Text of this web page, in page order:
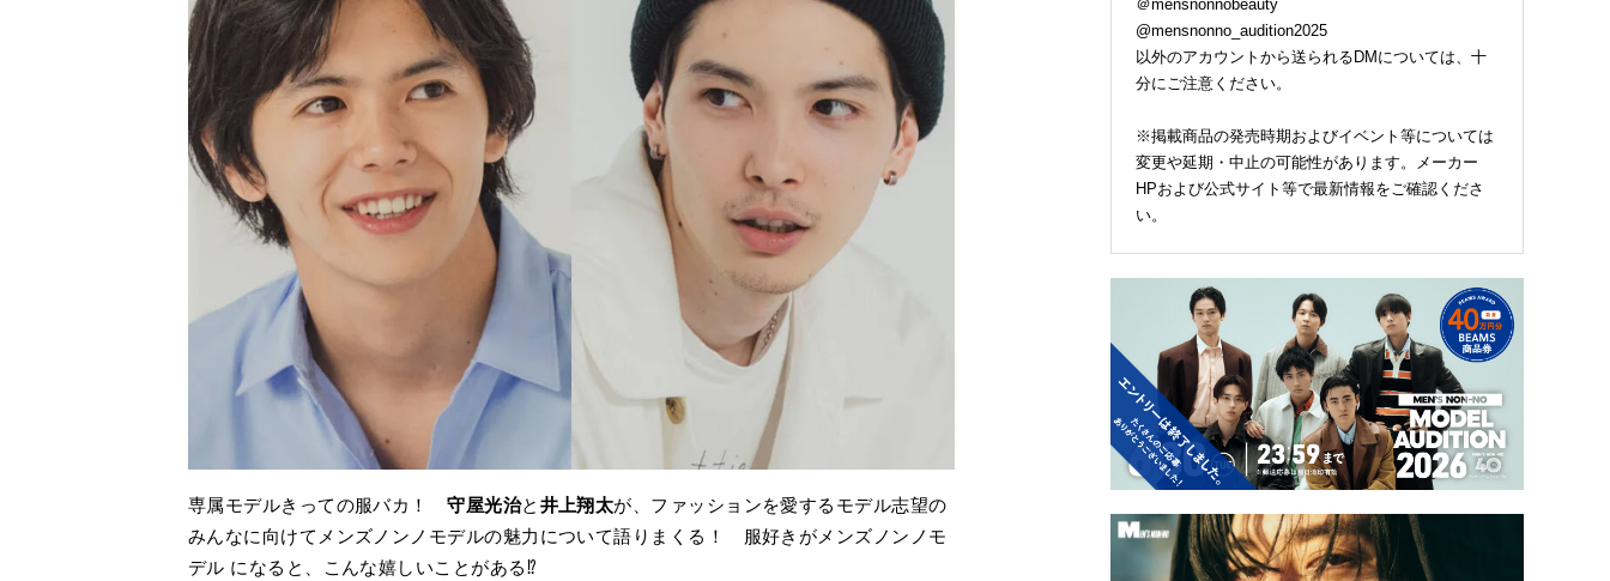
専属モデルきっての服バカ！守屋光治と 井上翔太が、ファッションを愛するモデル志望の
みんなに向けてメンズノンノモデルの魅力について語りまくる！ 服好きがメンズノンノモ
デル になると、こんな嬉しいことがある⁉︎
＠mensnonnobeauty
@mensnonno_audition2025
以外のアカウントから送られるDMについては、十
分にご注意ください。
※掲載商品の発売時期およびイベント等については
変更や延期・中止の可能性があります。メーカー
HPおよび公式サイト等で最新情報をご確認くださ
い。